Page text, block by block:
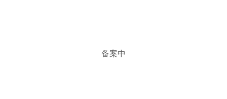
备案中